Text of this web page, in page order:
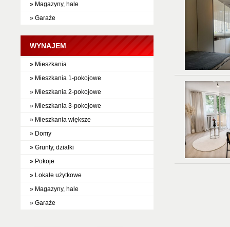
» Magazyny, hale
» Garaże
WYNAJEM
» Mieszkania
» Mieszkania 1-pokojowe
» Mieszkania 2-pokojowe
» Mieszkania 3-pokojowe
» Mieszkania większe
» Domy
» Grunty, działki
» Pokoje
» Lokale użytkowe
» Magazyny, hale
» Garaże